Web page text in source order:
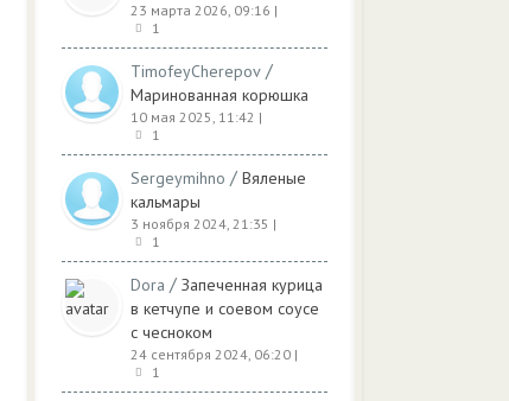
23 марта 2026, 09:16 |
1
TimofeyCherepov /
Маринованная корюшка
10 мая 2025, 11:42 |
1
Sergeymihno / Вяленые
кальмары
3 ноября 2024, 21:35 |
1
Dora / Запеченная курица
в кетчупе и соевом соусе
с чесноком
24 сентября 2024, 06:20 |
1